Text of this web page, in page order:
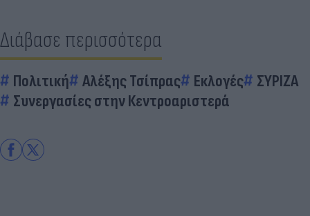
Διάβασε περισσότερα
Πολιτική Αλέξης Τσίπρας Εκλογές
ΣΥΡΙΖΑ
Συνεργασίες στην Κεντροαριστερά